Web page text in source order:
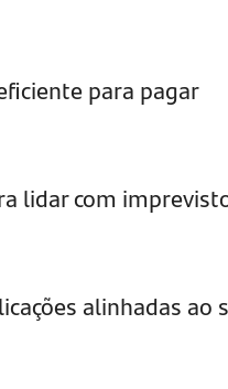
para pagar
lidar com
alinhadas ao